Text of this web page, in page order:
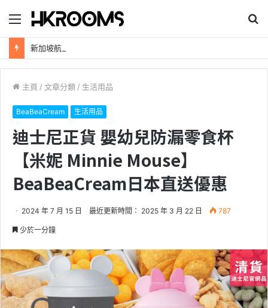
目
錄
尋
主頁 / 文章分類 / 生活用品
BeaBeaCream 生活用品
迪士尼正貨 嬰幼兒防漏零食杯
【米妮 Minnie Mouse】
BeaBeaCream日本直送優惠
2024 年 7 月 15 日 最近更新時間： 2025 年 3 月 22 日 787
少於一分鐘